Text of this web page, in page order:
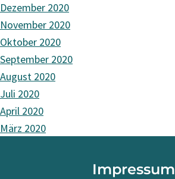
Dezember 2020
November 2020
Oktober 2020
September 2020
August 2020
Juli 2020
April 2020
März 2020
Impressum